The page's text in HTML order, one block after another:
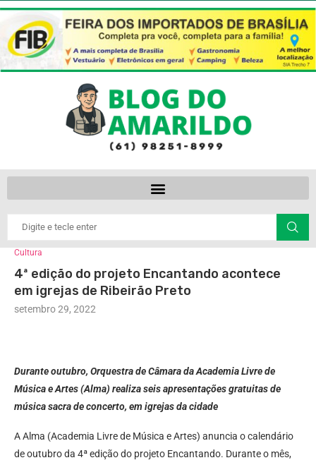
Cultura
4ª edição do projeto Encantando acontece
em igrejas de Ribeirão Preto
setembro 29, 2022
Durante outubro, Orquestra de Câmara da Academia Livre de
Música e Artes (Alma) realiza seis apresentações gratuitas de
música sacra de concerto, em igrejas da cidade
A Alma (Academia Livre de Música e Artes) anuncia o calendário
de outubro da 4ª edição do projeto Encantando. Durante o mês,